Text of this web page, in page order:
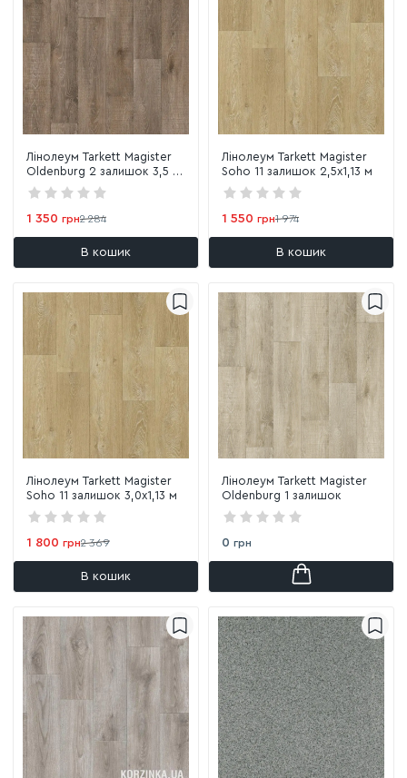
Лінолеум Tarkett Magister
Oldenburg 2 залишок 3,5 х
0,96 м
1 350 грн2 284
В кошик
Лінолеум Tarkett Magister
Soho 11 залишок 2,5х1,13 м
1 550 грн1 974
В кошик
Лінолеум Tarkett Magister
Soho 11 залишок 3,0х1,13 м
1 800 грн2 369
В кошик
Лінолеум Tarkett Magister
Oldenburg 1 залишок
0 грн